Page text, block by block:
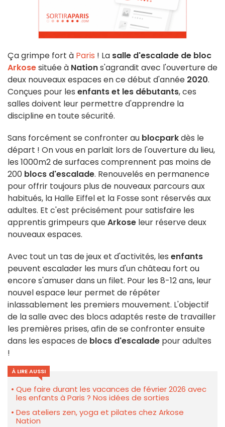
Ça grimpe fort à Paris ! La salle d'escalade de bloc
Arkosesituée à Nations'agrandit avec l'ouverture de
deux nouveaux espaces en ce début d'année 2020.
Conçues pour les enfants et les débutants, ces
salles doivent leur permettre d'apprendre la
discipline en toute sécurité.
Sans forcément se confronter au blocparkdès le
départ ! On vous en parlait lors de l'ouverture du lieu,
les 1000m2 de surfaces comprennent pas moins de
200 blocs d'escalade. Renouvelés en permanence
pour offrir toujours plus de nouveaux parcours aux
habitués, la Halle Eiffel et la Fosse sont réservés aux
adultes. Et c'est précisément pour satisfaire les
apprentis grimpeurs queArkose leur réserve deux
nouveaux espaces.
Avec tout un tas de jeux et d'activités, les enfants
peuvent escalader les murs d'un château fort ou
encore s'amuser dans un filet. Pour les 8-12 ans, leur
nouvel espace leur permet de répéter
inlassablement les premiers mouvement. L'objectif
de la salle avec des blocs adaptés reste de travailler
les premières prises, afin de se confronter ensuite
dans les espaces de blocs d'escalade pour adultes
!
À LIRE AUSSI
Que faire durant les vacances de février 2026 avec
les enfants à Paris ? Nos idées de sorties
Des ateliers zen, yoga et pilates chez Arkose
Nation